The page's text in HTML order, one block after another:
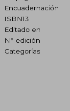
Encuadernación
ISBN13
Editado en
N° edición
Categorías